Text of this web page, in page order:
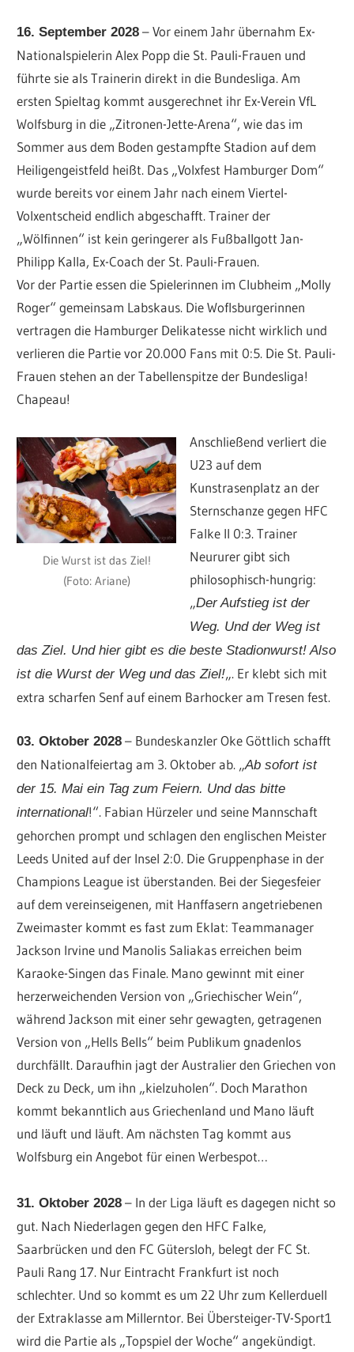
16. September 2028 – Vor einem Jahr übernahm Ex-
Nationalspielerin Alex Popp die St. Pauli-Frauen und
führte sie als Trainerin direkt in die Bundesliga. Am
ersten Spieltag kommt ausgerechnet ihr Ex-Verein VfL
Wolfsburg in die „Zitronen-Jette-Arena“, wie das im
Sommer aus dem Boden gestampfte Stadion auf dem
Heiligengeistfeld heißt. Das „Volxfest Hamburger Dom“
wurde bereits vor einem Jahr nach einem Viertel-
Volxentscheid endlich abgeschafft. Trainer der
„Wölfinnen“ ist kein geringerer als Fußballgott Jan-
Philipp Kalla, Ex-Coach der St. Pauli-Frauen.
Vor der Partie essen die Spielerinnen im Clubheim „Molly
Roger“ gemeinsam Labskaus. Die Woflsburgerinnen
vertragen die Hamburger Delikatesse nicht wirklich und
verlieren die Partie vor 20.000 Fans mit 0:5. Die St. Pauli-
Frauen stehen an der Tabellenspitze der Bundesliga!
Chapeau!
Die Wurst ist das Ziel!
(Foto: Ariane)
Anschließend verliert die
U23 auf dem
Kunstrasenplatz an der
Sternschanze gegen HFC
Falke II 0:3. Trainer
Neururer gibt sich
philosophisch-hungrig:
„Der Aufstieg ist der
Weg. Und der Weg ist
das Ziel. Und hier gibt es die beste Stadionwurst! Also
ist die Wurst der Weg und das Ziel!„. Er klebt sich mit
extra scharfen Senf auf einem Barhocker am Tresen fest.
03. Oktober 2028 – Bundeskanzler Oke Göttlich schafft
den Nationalfeiertag am 3. Oktober ab. „Ab sofort ist
der 15. Mai ein Tag zum Feiern. Und das bitte
international!“. Fabian Hürzeler und seine Mannschaft
gehorchen prompt und schlagen den englischen Meister
Leeds United auf der Insel 2:0. Die Gruppenphase in der
Champions League ist überstanden. Bei der Siegesfeier
auf dem vereinseigenen, mit Hanffasern angetriebenen
Zweimaster kommt es fast zum Eklat: Teammanager
Jackson Irvine und Manolis Saliakas erreichen beim
Karaoke-Singen das Finale. Mano gewinnt mit einer
herzerweichenden Version von „Griechischer Wein“,
während Jackson mit einer sehr gewagten, getragenen
Version von „Hells Bells“ beim Publikum gnadenlos
durchfällt. Daraufhin jagt der Australier den Griechen von
Deck zu Deck, um ihn „kielzuholen“. Doch Marathon
kommt bekanntlich aus Griechenland und Mano läuft
und läuft und läuft. Am nächsten Tag kommt aus
Wolfsburg ein Angebot für einen Werbespot…
31. Oktober 2028 – In der Liga läuft es dagegen nicht so
gut. Nach Niederlagen gegen den HFC Falke,
Saarbrücken und den FC Gütersloh, belegt der FC St.
Pauli Rang 17. Nur Eintracht Frankfurt ist noch
schlechter. Und so kommt es um 22 Uhr zum Kellerduell
der Extraklasse am Millerntor. Bei Übersteiger-TV-Sport1
wird die Partie als „Topspiel der Woche“ angekündigt.